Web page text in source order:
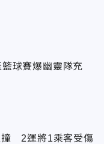
球賽爆幽靈隊充
撞 2運將1乘客受傷